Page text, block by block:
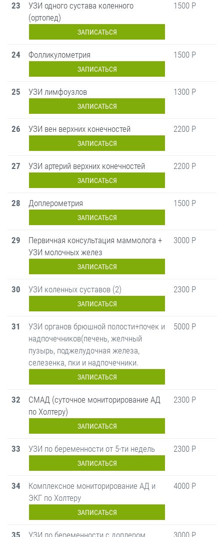
23
УЗИ одного сустава коленного
(ортопед)
ЗАПИСАТЬСЯ
1500 Р
24 Фолликулометрия
ЗАПИСАТЬСЯ
1500 Р
25 УЗИ лимфоузлов
ЗАПИСАТЬСЯ
1300 Р
26 УЗИ вен верхних конечностей
ЗАПИСАТЬСЯ
2200 Р
27 УЗИ артерий верхних конечностей
ЗАПИСАТЬСЯ
2200 Р
28 Доплерометрия
ЗАПИСАТЬСЯ
1500 Р
29
Первичная консультация маммолога +
УЗИ молочных желез
ЗАПИСАТЬСЯ
3000 Р
30 УЗИ коленных суставов (2)
ЗАПИСАТЬСЯ
2300 Р
31
УЗИ органов брюшной полости+почек и
надпочечников(печень, желчный
пузырь, поджелудочная железа,
селезенка, пки и надпочечники.
ЗАПИСАТЬСЯ
5000 Р
32
СМАД (суточное мониторирование АД
по Холтеру)
ЗАПИСАТЬСЯ
2300 Р
33 УЗИ по беременности от 5-ти недель
ЗАПИСАТЬСЯ
2300 Р
34
Комплексное мониторирование АД и
ЭКГ по Холтеру
ЗАПИСАТЬСЯ
4000 Р
35 УЗИ по беременности с доплером 3000 Р